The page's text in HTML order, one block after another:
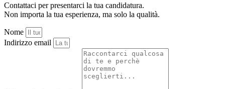
Contattaci per presentarci la tua candidatura.
Non importa la tua esperienza, ma solo la qualità.
Nome
Indirizzo email